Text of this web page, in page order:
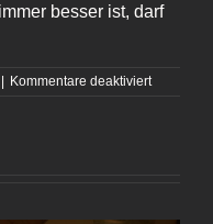
besser ist, darf
| Kommentare deaktiviertfür